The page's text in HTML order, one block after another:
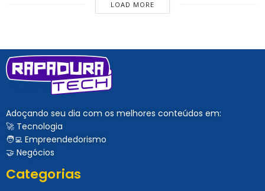
LOAD MORE
Adoçando seu dia com os melhores conteúdos em:
🚀 Tecnologia
🧑‍💻 Empreendedorismo
🤝 Negócios
Categorias